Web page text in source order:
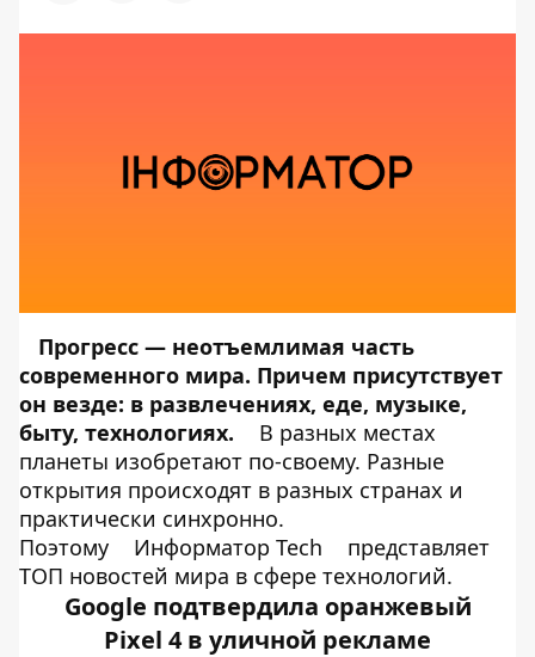
Прогресс — неотъемлимая часть
современного мира. Причем присутствует
он везде: в развлечениях, еде, музыке,
быту, технологиях.
В разных местах
планеты изобретают по-своему. Разные
открытия происходят в разных странах и
практически синхронно.
Поэтому
Информатор Tech
представляет
ТОП новостей мира в сфере технологий.
Google подтвердила оранжевый
Pixel 4 в уличной рекламе